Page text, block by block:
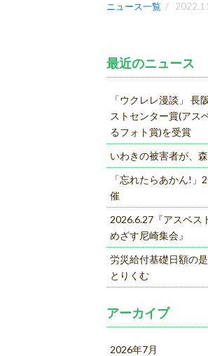
ニュース一覧
最近のニュース
「ウクレレ漫談」
ストセンター賞(アス
るフォト賞)を受賞
いわきの被害者が、
「忘れたらあかん!」
催
2026.6.27『アスベス
めざす尼崎集会』
労災給付基礎日額の
とりくむ
アーカイブ
2026年7月